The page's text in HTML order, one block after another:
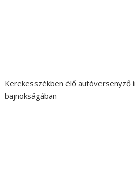
Kerekesszékben élő autóversenyző
bajnokságában